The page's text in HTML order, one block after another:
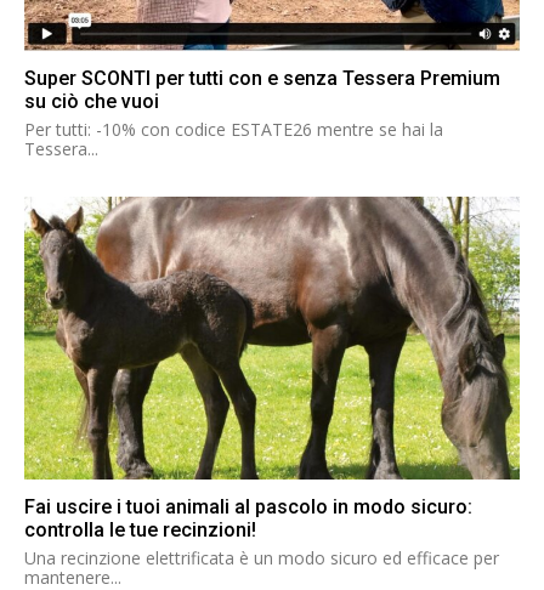
Super SCONTI per tutti con e senza Tessera Premium
su ciò che vuoi
Per tutti: -10% con codice ESTATE26 mentre se hai la
Tessera...
Fai uscire i tuoi animali al pascolo in modo sicuro:
controlla le tue recinzioni!
Una recinzione elettrificata è un modo sicuro ed efficace per
mantenere...